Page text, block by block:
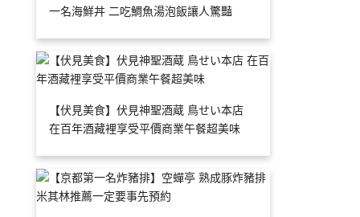
一名海鮮丼 二吃鯛魚湯泡飯讓人驚豔
【伏見美食】伏見神聖酒蔵 鳥せい本店
在百年酒藏裡享受平價商業午餐超美味